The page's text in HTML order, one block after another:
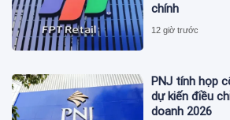
chính
12 giờ trước
PNJ tính họp
dự kiến điều
doanh 2026